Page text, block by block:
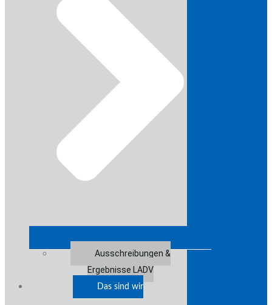
Ausschreibungen &
Ergebnisse LADV
Das sind wir